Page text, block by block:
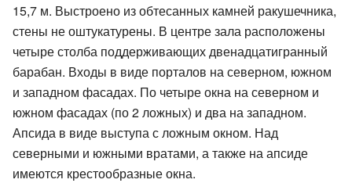
15,7 м. Выстроено из обтесанных камней ракушечника,
стены не оштукатурены. В центре зала расположены
четыре столба поддерживающих двенадцатигранный
барабан. Входы в виде порталов на северном, южном
и западном фасадах. По четыре окна на северном и
южном фасадах (по 2 ложных) и два на западном.
Апсида в виде выступа с ложным окном. Над
северными и южными вратами, а также на апсиде
имеются крестообразные окна.